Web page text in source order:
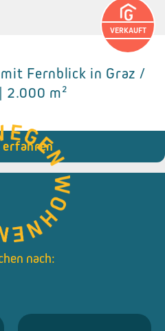
VERKAUFT
Fernblick in Graz /
2.000 m²
nach: